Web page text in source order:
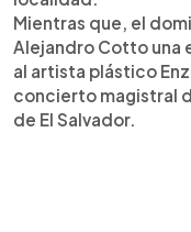
Mientras que, el
Alejandro Cotto una
al artista plástico
concierto magistral
de El Salvador.